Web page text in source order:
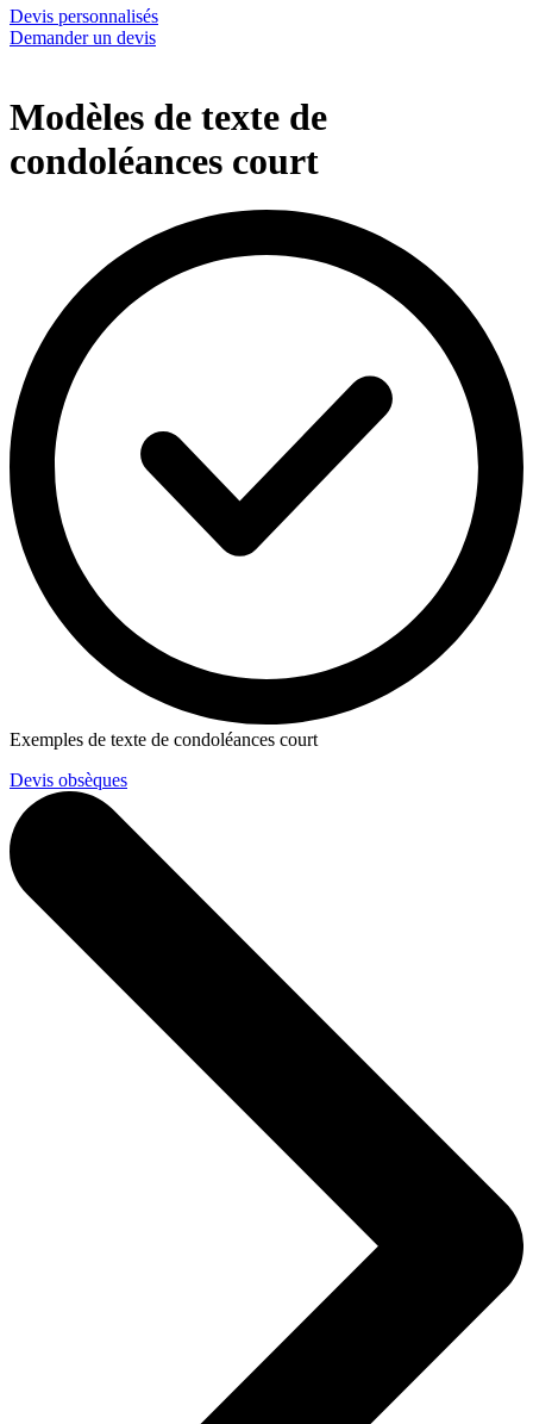
Devis personnalisés
Demander un devis
Modèles de texte de
condoléances court
Exemples de texte de condoléances court
Devis obsèques